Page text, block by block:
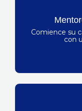
Comience su
con
Suene